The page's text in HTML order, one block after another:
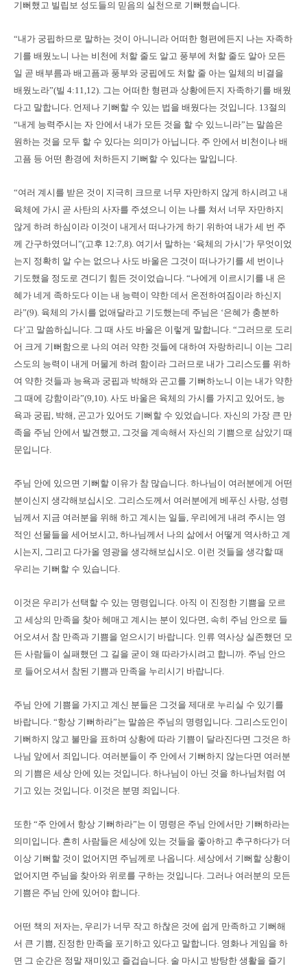
기뻐했고 빌립보 성도들의 믿음의 실천으로 기뻐했습니다.
“내가 궁핍하므로 말하는 것이 아니니라 어떠한 형편에든지 나는 자족하
기를 배웠노니 나는 비천에 처할 줄도 알고 풍부에 처할 줄도 알아 모든
일 곧 배부름과 배고픔과 풍부와 궁핍에도 처할 줄 아는 일체의 비결을
배웠노라”(빌 4:11,12). 그는 어떠한 형편과 상황에든지 자족하기를 배웠
다고 말합니다. 언제나 기뻐할 수 있는 법을 배웠다는 것입니다. 13절의
“내게 능력주시는 자 안에서 내가 모든 것을 할 수 있느니라”는 말씀은
원하는 것을 모두 할 수 있다는 의미가 아닙니다. 주 안에서 비천이나 배
고픔 등 어떤 환경에 처하든지 기뻐할 수 있다는 말입니다.
“여러 계시를 받은 것이 지극히 크므로 너무 자만하지 않게 하시려고 내
육체에 가시 곧 사탄의 사자를 주셨으니 이는 나를 쳐서 너무 자만하지
않게 하려 하심이라 이것이 내게서 떠나가게 하기 위하여 내가 세 번 주
께 간구하였더니”(고후 12:7,8). 여기서 말하는 ‘육체의 가시’가 무엇이었
는지 정확히 알 수는 없으나 사도 바울은 그것이 떠나가기를 세 번이나
기도했을 정도로 견디기 힘든 것이었습니다. “나에게 이르시기를 내 은
혜가 네게 족하도다 이는 내 능력이 약한 데서 온전하여짐이라 하신지
라”(9). 육체의 가시를 없애달라고 기도했는데 주님은 ‘은혜가 충분하
다’고 말씀하십니다. 그 때 사도 바울은 이렇게 말합니다. “그러므로 도리
어 크게 기뻐함으로 나의 여러 약한 것들에 대하여 자랑하리니 이는 그리
스도의 능력이 내게 머물게 하려 함이라 그러므로 내가 그리스도를 위하
여 약한 것들과 능욕과 궁핍과 박해와 곤고를 기뻐하노니 이는 내가 약한
그 때에 강함이라”(9,10). 사도 바울은 육체의 가시를 가지고 있어도, 능
욕과 궁핍, 박해, 곤고가 있어도 기뻐할 수 있었습니다. 자신의 가장 큰 만
족을 주님 안에서 발견했고, 그것을 계속해서 자신의 기쁨으로 삼았기 때
문입니다.
주님 안에 있으면 기뻐할 이유가 참 많습니다. 하나님이 여러분에게 어떤
분이신지 생각해보십시오. 그리스도께서 여러분에게 베푸신 사랑, 성령
님께서 지금 여러분을 위해 하고 계시는 일들, 우리에게 내려 주시는 영
적인 선물들을 세어보시고, 하나님께서 나의 삶에서 어떻게 역사하고 계
시는지, 그리고 다가올 영광을 생각해보십시오. 이런 것들을 생각할 때
우리는 기뻐할 수 있습니다.
이것은 우리가 선택할 수 있는 명령입니다. 아직 이 진정한 기쁨을 모르
고 세상의 만족을 찾아 헤매고 계시는 분이 있다면, 속히 주님 안으로 들
어오셔서 참 만족과 기쁨을 얻으시기 바랍니다. 인류 역사상 실존했던 모
든 사람들이 실패했던 그 길을 굳이 왜 따라가시려고 합니까. 주님 안으
로 들어오셔서 참된 기쁨과 만족을 누리시기 바랍니다.
주님 안에 기쁨을 가지고 계신 분들은 그것을 제대로 누리실 수 있기를
바랍니다. “항상 기뻐하라”는 말씀은 주님의 명령입니다. 그리스도인이
기뻐하지 않고 불만을 표하며 상황에 따라 기쁨이 달라진다면 그것은 하
나님 앞에서 죄입니다. 여러분들이 주 안에서 기뻐하지 않는다면 여러분
의 기쁨은 세상 안에 있는 것입니다. 하나님이 아닌 것을 하나님처럼 여
기고 있는 것입니다. 이것은 분명 죄입니다.
또한 “주 안에서 항상 기뻐하라”는 이 명령은 주님 안에서만 기뻐하라는
의미입니다. 흔히 사람들은 세상에 있는 것들을 좋아하고 추구하다가 더
이상 기뻐할 것이 없어지면 주님께로 나옵니다. 세상에서 기뻐할 상황이
없어지면 주님을 찾아와 위로를 구하는 것입니다. 그러나 여러분의 모든
기쁨은 주님 안에 있어야 합니다.
어떤 책의 저자는, 우리가 너무 작고 하찮은 것에 쉽게 만족하고 기뻐해
서 큰 기쁨, 진정한 만족을 포기하고 있다고 말합니다. 영화나 게임을 하
면 그 순간은 정말 재미있고 즐겁습니다. 술 마시고 방탕한 생활을 즐기